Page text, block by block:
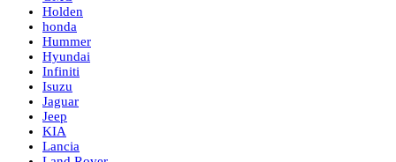
Holden
honda
Hummer
Hyundai
Infiniti
Isuzu
Jaguar
Jeep
KIA
Lancia